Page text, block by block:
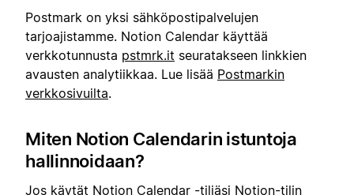
Postmark on yksi sähköpostipalvelujen
tarjoajistamme. Notion Calendar käyttää
verkkotunnusta pstmrk.it seuratakseen linkkien
avausten analytiikkaa. Lue lisää Postmarkin
verkkosivuilta.
Miten Notion Calendarin istuntoja
hallinnoidaan?
Jos käytät Notion Calendar -tiliäsi Notion-tilin